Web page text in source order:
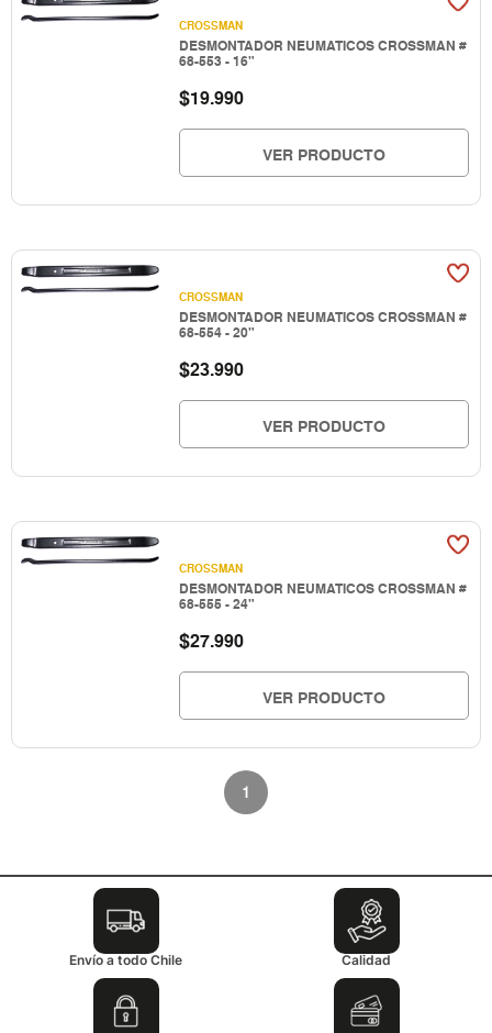
CROSSMAN
DESMONTADOR NEUMATICOS CROSSMAN #
68-553 - 16"
$19.990
VER PRODUCTO
CROSSMAN
DESMONTADOR NEUMATICOS CROSSMAN #
68-554 - 20"
$23.990
VER PRODUCTO
CROSSMAN
DESMONTADOR NEUMATICOS CROSSMAN #
68-555 - 24"
$27.990
VER PRODUCTO
1
Envío a todo Chile Calidad